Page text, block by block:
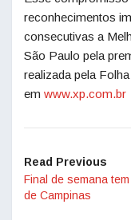
reconhecimentos
consecutivas a
São Paulo pela
realizada pela
em www.xp.com.br
Read Previous
Final de semana
de Campinas